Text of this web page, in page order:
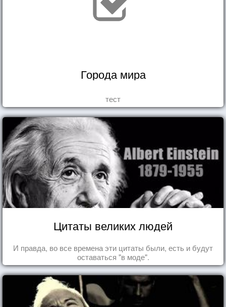
Города мира
тест
Цитаты великих людей
И правда, во все времена эти цитаты были, есть и будут
оставаться "в моде".